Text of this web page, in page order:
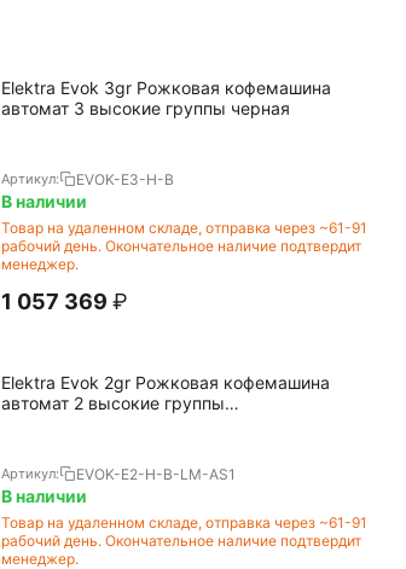
Elektra Evok 3gr Рожковая кофемашина
автомат 3 высокие группы черная
Артикул: EVOK-E3-H-B
В наличии
Товар на удаленном складе, отправка через ~61-91
рабочий день. Окончательное наличие подтвердит
менеджер.
1 057 369 ₽
Elektra Evok 2gr Рожковая кофемашина
автомат 2 высокие группы
Артикул: EVOK-E2-H-B-LM-AS1
В наличии
Товар на удаленном складе, отправка через ~61-91
рабочий день. Окончательное наличие подтвердит
менеджер.